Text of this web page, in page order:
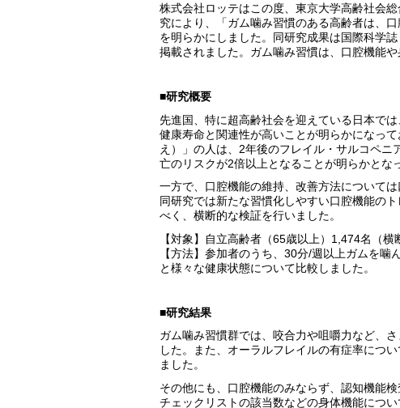
株式会社ロッテはこの度、東京大学高齢社会
究により、「ガム噛み習慣のある高齢者は、
を明らかにしました。同研究成果は国際科学
掲載されました。ガム噛み習慣は、口腔機能
■研究概要
先進国、特に超高齢社会を迎えている日本で
健康寿命と関連性が高いことが明らかになっ
え）」の人は、2年後のフレイル・サルコペ
亡のリスクが2倍以上となることが明らかとな
一方で、口腔機能の維持、改善方法について
同研究では新たな習慣化しやすい口腔機能の
べく、横断的な検証を行いました。
【対象】自立高齢者（65歳以上）1,474名（横
【方法】参加者のうち、30分/週以上ガムを
と様々な健康状態について比較しました。
■研究結果
ガム噛み習慣群では、咬合力や咀嚼力など、
した。また、オーラルフレイルの有症率につ
ました。
その他にも、口腔機能のみならず、認知機能
チェックリストの該当数などの身体機能につ